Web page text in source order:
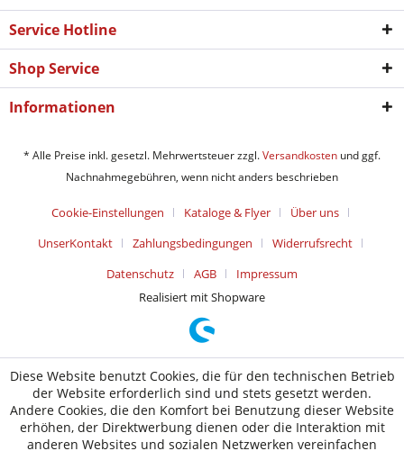
Service Hotline
Shop Service
Informationen
* Alle Preise inkl. gesetzl. Mehrwertsteuer zzgl.Versandkosten und ggf.
Nachnahmegebühren, wenn nicht anders beschrieben
Cookie-Einstellungen Kataloge & Flyer
Über uns
UnserKontakt
Zahlungsbedingungen
Widerrufsrecht
Datenschutz
AGB
Impressum
Realisiert mit Shopware
Diese Website benutzt Cookies, die für den technischen Betrieb
der Website erforderlich sind und stets gesetzt werden.
Andere Cookies, die den Komfort bei Benutzung dieser Website
erhöhen, der Direktwerbung dienen oder die Interaktion mit
anderen Websites und sozialen Netzwerken vereinfachen